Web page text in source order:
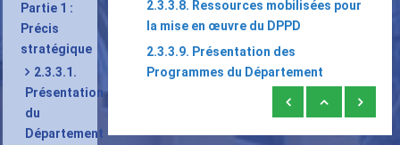
Partie 1 :
Précis
stratégique
2.3.3.1.
Présentation
du
Département
2.3.3.8. Ressources mobilisées pour
la mise en œuvre du DPPD
2.3.3.9. Présentation des
Programmes du Département
transversaux